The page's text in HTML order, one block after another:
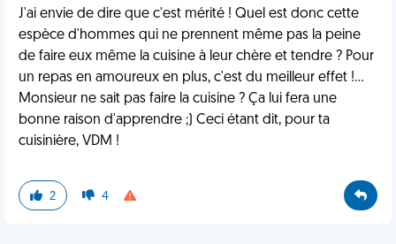
J'ai envie de dire que c'est mérité ! Quel est donc cette
espèce d'hommes qui ne prennent même pas la peine
de faire eux même la cuisine à leur chère et tendre ? Pour
un repas en amoureux en plus, c'est du meilleur effet !...
Monsieur ne sait pas faire la cuisine ? Ça lui fera une
bonne raison d'apprendre ;) Ceci étant dit, pour ta
cuisinière, VDM !
2 4